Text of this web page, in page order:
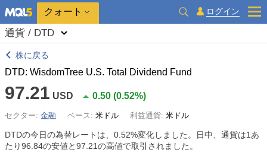
クォート ログイン
通貨 / DTD
株に戻る
DTD: WisdomTree U.S. Total Dividend Fund
97.21 USD 0.50 (0.52%)
セクター: 金融 ベース: 米ドル 利益通貨: 米ドル
DTDの今日の為替レートは、 0.52%変化しました。日中、通貨は1あ
たり96.84の安値と97.21の高値で取引されました。